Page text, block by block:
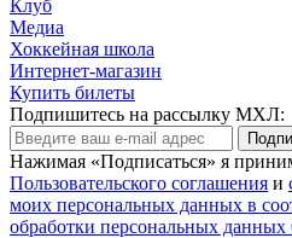
Клуб
Медиа
Хоккейная школа
Интернет-магазин
Купить билеты
Подпишитесь на рассылку МХЛ:
Нажимая «Подписаться» я
Пользовательского соглашения и
моих персональных данных в
обработки персональных